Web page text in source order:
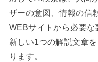
ザーの意図、情報の信
WEBサイトから必要
新しい1つの解説文章
ります。